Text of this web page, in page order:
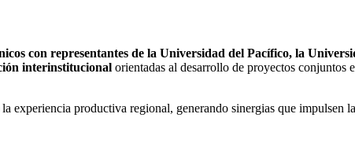
con representantes de la Universidad del Pacífico, la
interinstitucional orientadas al desarrollo de proyectos
experiencia productiva regional, generando sinergias que impulsen